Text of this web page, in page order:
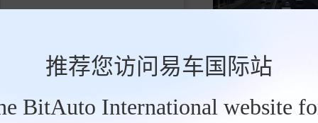
推荐您访问易车国际站
BitAuto International website
发私信 新一代理想L6发布